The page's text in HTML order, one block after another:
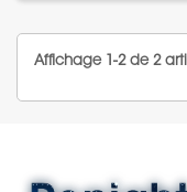
Affichage 1-2 de 2